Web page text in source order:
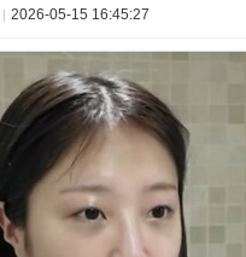
2026-05-15 16:45:27